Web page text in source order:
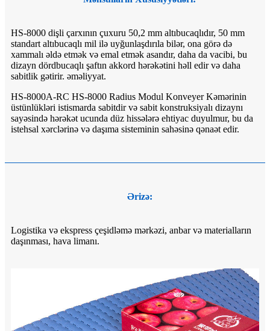
HS-8000 dişli çarxının çuxuru 50,2 mm altıbucaqlıdır, 50 mm
standart altıbucaqlı mil ilə uyğunlaşdırıla bilər, ona görə də
xammalı əldə etmək və emal etmək asandır, daha da vacibi, bu
dizayn dördbucaqlı şaftın akkord hərəkətini həll edir və daha
sabitlik gətirir. əməliyyat.
HS-8000A-RC HS-8000 Radius Modul Konveyer Kəmərinin
üstünlükləri istismarda sabitdir və sabit konstruksiyalı dizaynı
sayəsində hərəkət ucunda düz hissələrə ehtiyac duyulmur, bu da
istehsal xərclərinə və daşıma sisteminin sahəsinə qənaət edir.
Ərizə:
Logistika və ekspress çeşidləmə mərkəzi, anbar və materialların
daşınması, hava limanı.